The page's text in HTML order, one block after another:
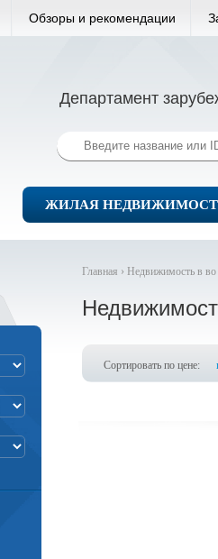
Обзоры и рекомендации
Департамент
ЖИЛАЯ
Главная › Недвижимость в
Сортировать по цене: